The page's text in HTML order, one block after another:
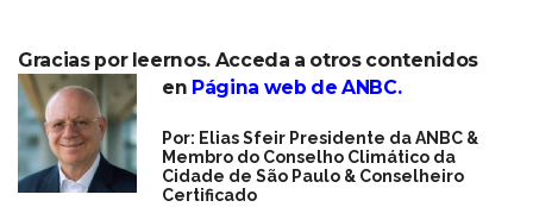
Gracias por leernos. Acceda a otros contenidos
en Página web de ANBC.
Por: Elias Sfeir Presidente da ANBC &
Membro do Conselho Climático da
Cidade de São Paulo & Conselheiro
Certificado